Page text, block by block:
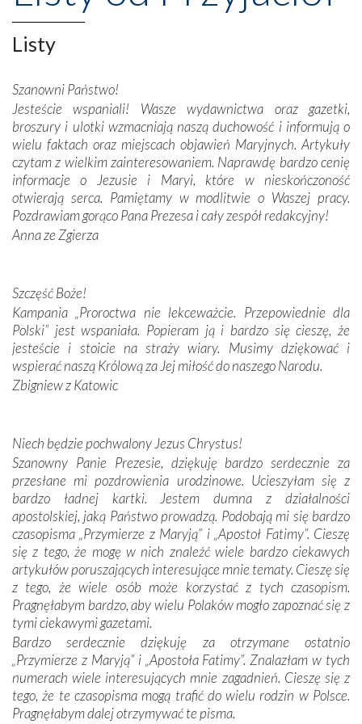
misterna architektura tych monumentalnych dzieł,
wspaniałe zdobienia, dbałość ich twórców o detale,
połączenie talentów z wytrwałością i pracowitością
Podążyliśmy też śladami fatimskich wizjonerów – Łucji
dos Santos oraz świętych Hiacynty i Franciszka Marto.
Modliliśmy się przy ich grobach. Odprawiliśmy Drogę
Krzyżową w ich rodzinnych stronach, odwiedziliśmy
domy, w których żyli.
W miejscu objawień Matki Bożej zapaliliśmy świece
przywiezione wraz z intencjami powierzonymi nam przez
spotykaliśmy się z serdeczną otwartością
Portugalczyków. Podziwialiśmy ich ludową sztukę i
zwyczaje. Mimo że nasze kraje są od siebie bardzo
oddalone, w żaden sposób nie czuliśmy się obco.
Sprawiła to oczywiście sama Matka Boża, ale też
kulturowa bliskość biorąca swój początek w naszej
wspólnej wierze. Podczas wyjazdów do historycznych
mieliśmy okazję przekonać się, że Maryja swoją opieką
otacza nie tylko nasz naród, lecz wszystkie nacje, które
się Jej ufnie oddają, a także każdą osobę, która zawierza
Jej siebie oraz swych bliskich.
Dzieje Portugalii to również historia wierności Bogu i
odstępstw, także w życiu władców. Trudne momenty w
wymiarze tak osobistym, jak i zbiorowym, przypominają o
konieczności ciągłego zabiegania o własną duszę i o łaskę
Opatrzności. Wierność przynosi pomyślność –
przynajmniej w życiu duchowym. Odstępstwo owocuje
nieszczęściem i śmiercią. Te uniwersalne prawdy
przychodziły na myśl, gdy słuchaliśmy opowieści
przewodników o portugalskich monarchach i wodzach,
zwycięskich bitwach i nieszczęśliwych losach grzesznych
kochanków.
Listy
Szanowni Państwo!
Jesteście wspaniali! Wasze wydawnictwa oraz gazetki,
broszury i ulotki wzmacniają naszą duchowość i informują o
wielu faktach oraz miejscach objawień Maryjnych. Artykuły
czytam z wielkim zainteresowaniem. Naprawdę bardzo cenię
informacje o Jezusie i Maryi, które w nieskończoność
otwierają serca. Pamiętamy w modlitwie o Waszej pracy.
Pozdrawiam gorąco Pana Prezesa i cały zespół redakcyjny!
Anna ze Zgierza
Szczęść Boże!
Kampania „Proroctwa nie lekceważcie. Przepowiednie dla
Polski” jest wspaniała. Popieram ją i bardzo się cieszę, że
jesteście i stoicie na straży wiary. Musimy dziękować i
wspierać naszą Królową za Jej miłość do naszego Narodu.
Zbigniew z Katowic
Niech będzie pochwalony Jezus Chrystus!
Szanowny Panie Prezesie, dziękuję bardzo serdecznie za
przesłane mi pozdrowienia urodzinowe. Ucieszyłam się z
bardzo ładnej kartki. Jestem dumna z działalności
apostolskiej, jaką Państwo prowadzą. Podobają mi się bardzo
czasopisma „Przymierze z Maryją” i „Apostoł Fatimy”. Cieszę
się z tego, że mogę w nich znaleźć wiele bardzo ciekawych
artykułów poruszających interesujące mnie tematy. Cieszę się
z tego, że wiele osób może korzystać z tych czasopism.
Pragnęłabym bardzo, aby wielu Polaków mogło zapoznać się z
tymi ciekawymi gazetami.
Bardzo serdecznie dziękuję za otrzymane ostatnio
„Przymierze z Maryją” i „Apostoła Fatimy”. Znalazłam w tych
numerach wiele interesujących mnie zagadnień. Cieszę się z
tego, że te czasopisma mogą trafić do wielu rodzin w Polsce.
Pragnęłabym dalej otrzymywać te pisma.